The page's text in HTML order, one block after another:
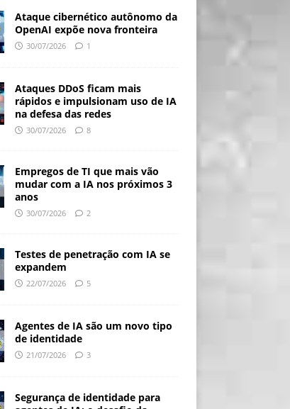
Ataque cibernético autônomo da
OpenAI expõe nova fronteira
30/07/2026 1
Ataques DDoS ficam mais
rápidos e impulsionam uso de IA
na defesa das redes
30/07/2026 8
Empregos de TI que mais vão
mudar com a IA nos próximos 3
anos
30/07/2026 2
Testes de penetração com IA se
expandem
22/07/2026 5
Agentes de IA são um novo tipo
de identidade
21/07/2026 3
Segurança de identidade para